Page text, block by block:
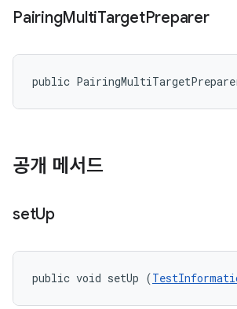
PairingMultiTargetPreparer
public
공개 메서드
setUp
public void setUp (